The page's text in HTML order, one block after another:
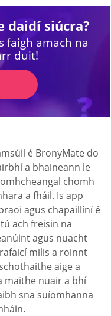
daidí siúcra?
faigh amach na
duit!
é BronyMate do
a bhaineann le
chomh
a fháil. Is app
agus chapaillíní é
ach freisin na
agus nuacht
milis a roinnt
aige a
maithe nuair a bhí
sna suíomhanna